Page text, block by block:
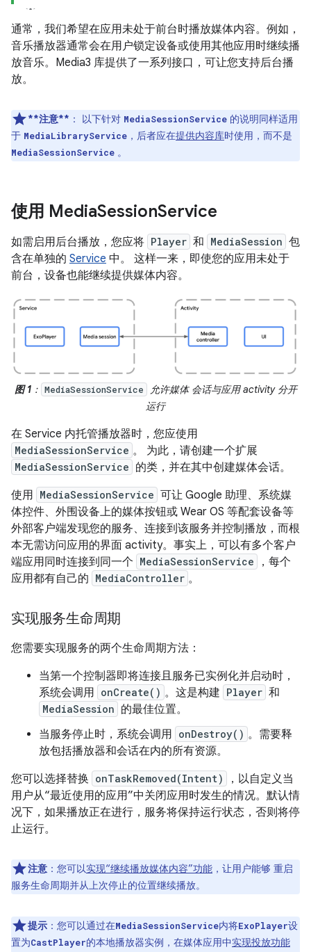
通常，我们希望在应用未处于前台时播放媒体内容。例如，
音乐播放器通常会在用户锁定设备或使用其他应用时继续播
放音乐。Media3 库提供了一系列接口，可让您支持后台播
放。
**注意** ： 以下针对 MediaSessionService 的说明同样适用
于 MediaLibraryService ，后者应在提供内容库时使用，而不是
MediaSessionService 。
使用 MediaSessionService
如需启用后台播放，您应将 Player 和 MediaSession 包
含在单独的 Service 中。 这样一来，即使您的应用未处于
前台，设备也能继续提供媒体内容。
图 1： MediaSessionService
允许媒体 会话与应用 activity 分开
运行
在 Service 内托管播放器时，您应使用
MediaSessionService 。 为此，请创建一个扩展
MediaSessionService 的类，并在其中创建媒体会话。
使用 MediaSessionService 可让 Google 助理、系统媒
体控件、外围设备上的媒体按钮或 Wear OS 等配套设备等
外部客户端发现您的服务、连接到该服务并控制播放，而根
本无需访问应用的界面 activity。事实上，可以有多个客户
端应用同时连接到同一个 MediaSessionService
，每个
应用都有自己的 MediaController 。
实现服务生命周期
您需要实现服务的两个生命周期方法：
当第一个控制器即将连接且服务已实例化并启动时，
系统会调用 onCreate() 。这是构建 Player 和
MediaSession 的最佳位置。
当服务停止时，系统会调用 onDestroy() 。需要释
放包括播放器和会话在内的所有资源。
您可以选择替换 onTaskRemoved(Intent)
，以自定义当
用户从“最近使用的应用”中关闭应用时发生的情况。默认情
况下，如果播放正在进行，服务将保持运行状态，否则将停
止运行。
注意 ：您可以实现“继续播放媒体内容”功能 ，让用户能够 重启
服务生命周期并从上次停止的位置继续播放。
提示 ：您可以通过在MediaSessionService内将ExoPlayer设
置为CastPlayer的本地播放器实例，在媒体应用中实现投放功能